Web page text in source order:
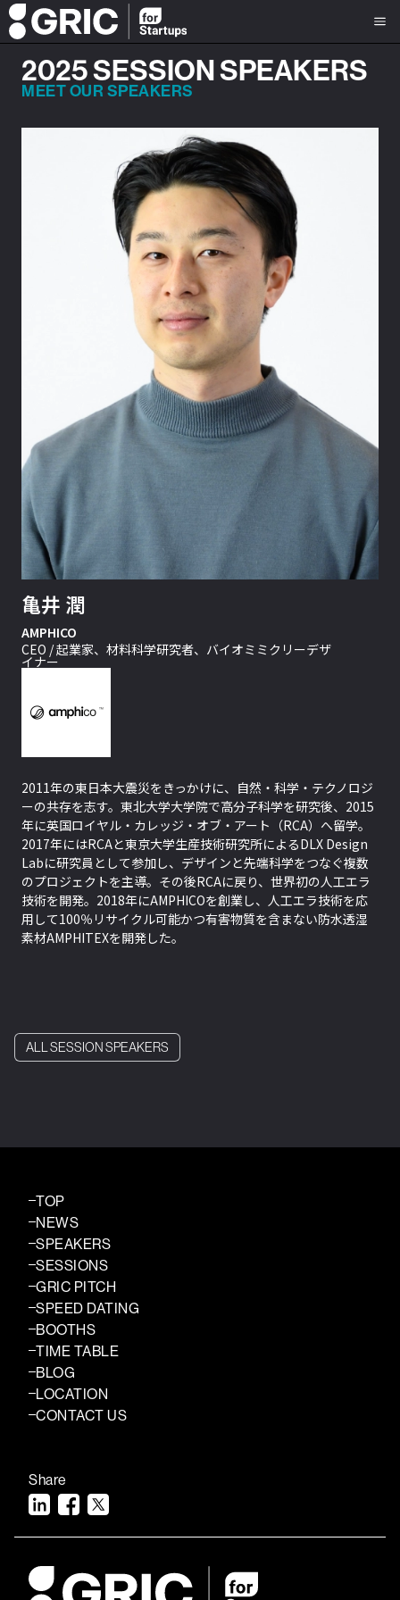
2025 SESSION SPEAKERS
MEET OUR SPEAKERS
亀井 潤
AMPHICO
CEO / 起業家、材料科学研究者、バイオミミクリーデザ
イナー
2011年の東日本大震災をきっかけに、自然・科学・テクノロジ
ーの共存を志す。東北大学大学院で高分子科学を研究後、2015
年に英国ロイヤル・カレッジ・オブ・アート（RCA）へ留学。
2017年にはRCAと東京大学生産技術研究所によるDLX Design
Labに研究員として参加し、デザインと先端科学をつなぐ複数
のプロジェクトを主導。その後RCAに戻り、世界初の人工エラ
技術を開発。2018年にAMPHICOを創業し、人工エラ技術を応
用して100％リサイクル可能かつ有害物質を含まない防水透湿
素材AMPHITEXを開発した。
ALL SESSION SPEAKERS
TOP
NEWS
SPEAKERS
SESSIONS
GRIC PITCH
SPEED DATING
BOOTHS
TIME TABLE
BLOG
LOCATION
CONTACT US
Share